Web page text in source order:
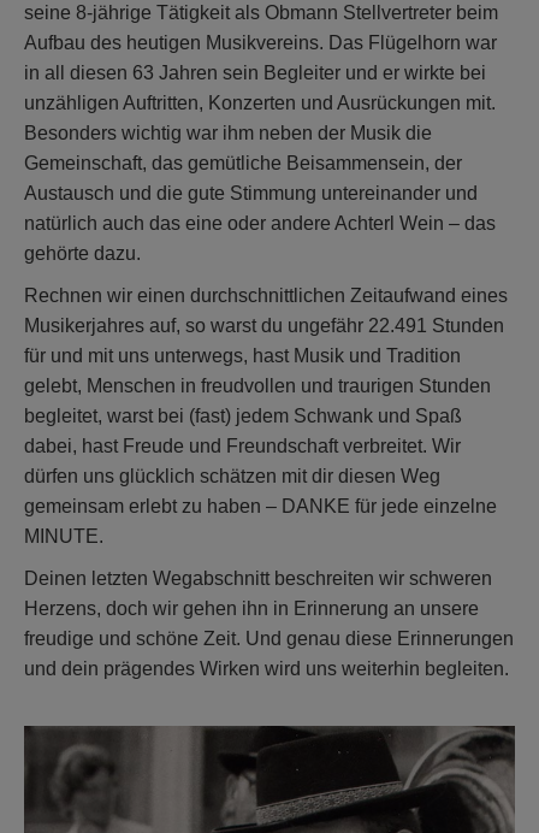
seine 8-jährige Tätigkeit als Obmann Stellvertreter beim
Aufbau des heutigen Musikvereins. Das Flügelhorn war
in all diesen 63 Jahren sein Begleiter und er wirkte bei
unzähligen Auftritten, Konzerten und Ausrückungen mit.
Besonders wichtig war ihm neben der Musik die
Gemeinschaft, das gemütliche Beisammensein, der
Austausch und die gute Stimmung untereinander und
natürlich auch das eine oder andere Achterl Wein – das
gehörte dazu.
Rechnen wir einen durchschnittlichen Zeitaufwand eines
Musikerjahres auf, so warst du ungefähr 22.491 Stunden
für und mit uns unterwegs, hast Musik und Tradition
gelebt, Menschen in freudvollen und traurigen Stunden
begleitet, warst bei (fast) jedem Schwank und Spaß
dabei, hast Freude und Freundschaft verbreitet. Wir
dürfen uns glücklich schätzen mit dir diesen Weg
gemeinsam erlebt zu haben – DANKE für jede einzelne
MINUTE.
Deinen letzten Wegabschnitt beschreiten wir schweren
Herzens, doch wir gehen ihn in Erinnerung an unsere
freudige und schöne Zeit. Und genau diese Erinnerungen
und dein prägendes Wirken wird uns weiterhin begleiten.